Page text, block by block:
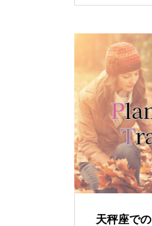
天秤座で